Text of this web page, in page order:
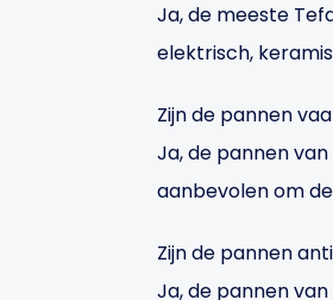
Ja, de meeste
elektrisch,
Zijn de pannen
Ja, de pannen
aanbevolen om
Zijn de pannen
Ja, de pannen